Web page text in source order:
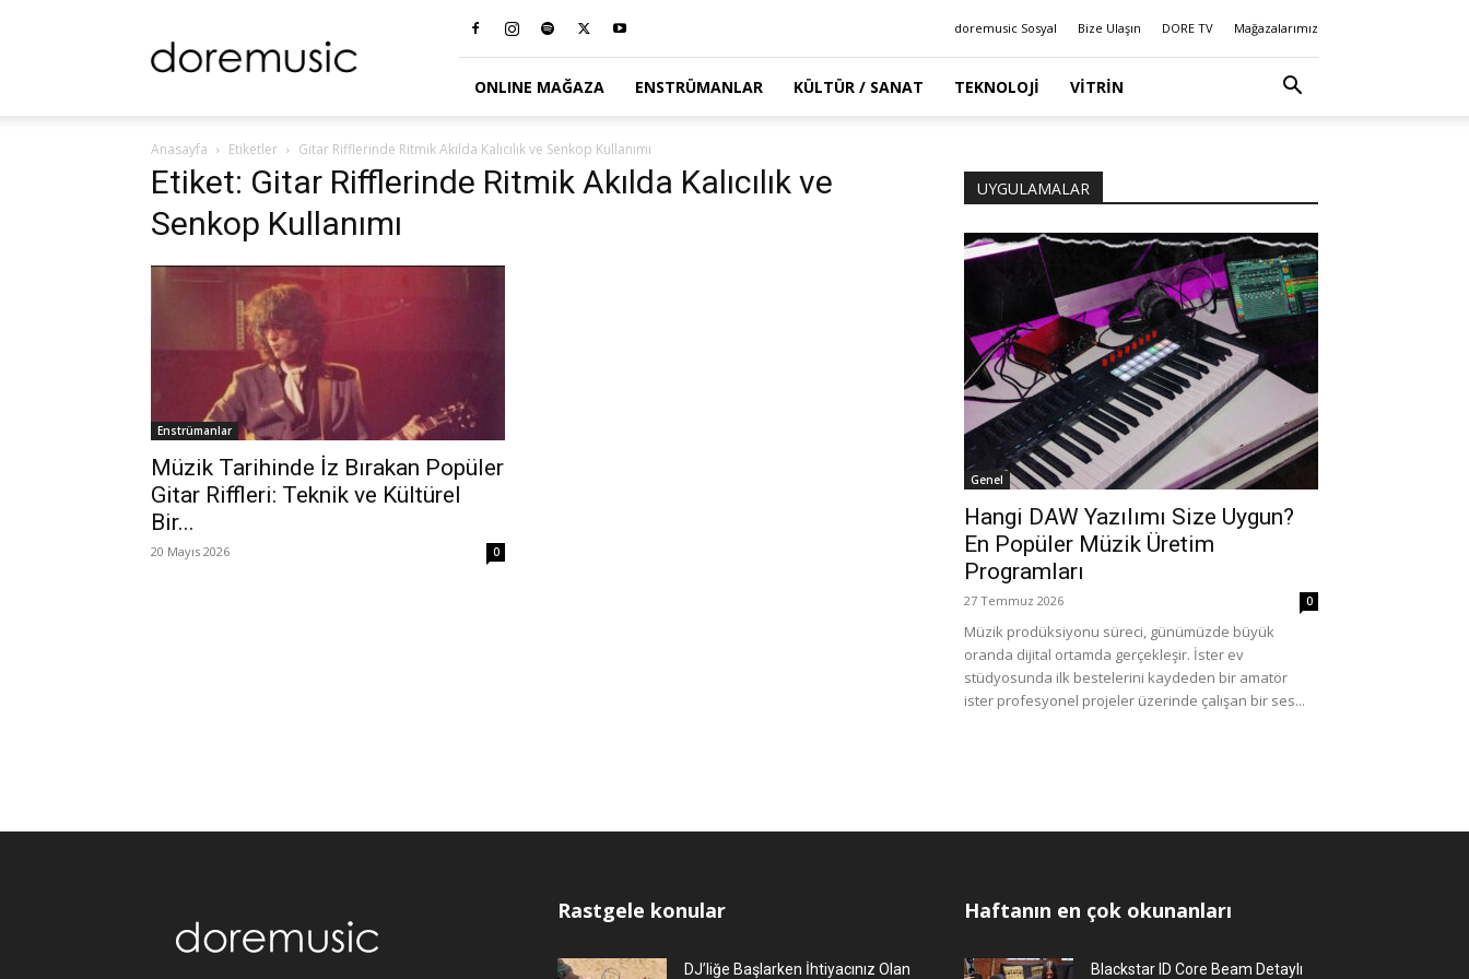
Blog
doremusic Sosyal Bize Ulaşın DORE TV Mağazalarımız
ONLINE MAĞAZA ENSTRÜMANLAR KÜLTÜR / SANAT TEKNOLOJI VITRIN
Anasayfa Etiketler Gitar Rifflerinde Ritmik Akılda Kalıcılık ve Senkop Kullanımı
Etiket: Gitar Rifflerinde Ritmik Akılda Kalıcılık ve
Senkop Kullanımı
Enstrümanlar
Müzik Tarihinde İz Bırakan Popüler
Gitar Riffleri: Teknik ve Kültürel
Bir...
20 Mayıs 2026 0
UYGULAMALAR
Genel
Hangi DAW Yazılımı Size Uygun?
En Popüler Müzik Üretim
Programları
27 Temmuz 2026 0
Müzik prodüksiyonu süreci, günümüzde büyük
oranda dijital ortamda gerçekleşir. İster ev
stüdyosunda ilk bestelerini kaydeden bir amatör
ister profesyonel projeler üzerinde çalışan bir ses...
Rastgele konular
DJ’liğe Başlarken İhtiyacınız Olan
Haftanın en çok okunanları
Blackstar ID Core Beam Detaylı